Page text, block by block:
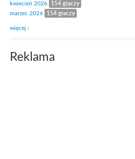
kwiecień 2026
154 graczy
marzec 2026
154 graczy
więcej ›
Reklama